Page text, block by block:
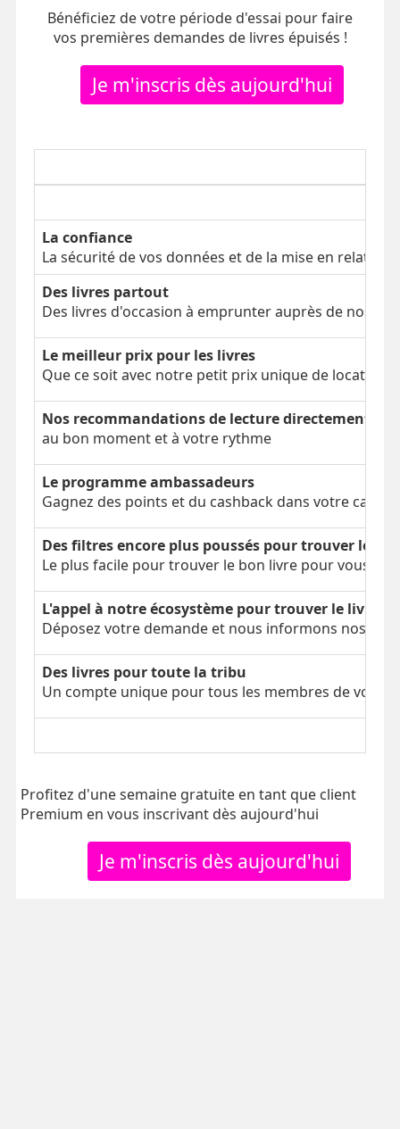
Bénéficiez de votre période d'essai pour faire
vos premières demandes de livres épuisés !
Je m'inscris dès aujourd'hui
La confiance
La sécurité de vos données et de la mise en relation
Des livres partout
Des livres d'occasion à emprunter auprès de nos
Le meilleur prix pour les livres
Que ce soit avec notre petit prix unique de location
Nos recommandations de lecture directement
au bon moment et à votre rythme
Le programme ambassadeurs
Gagnez des points et du cashback dans votre
Des filtres encore plus poussés pour trouver le
Le plus facile pour trouver le bon livre pour vous
L'appel à notre écosystème pour trouver le livre
Déposez votre demande et nous informons nos
Des livres pour toute la tribu
Un compte unique pour tous les membres de votre
Profitez d'une semaine gratuite en tant que client
Premium en vous inscrivant dès aujourd'hui
Je m'inscris dès aujourd'hui